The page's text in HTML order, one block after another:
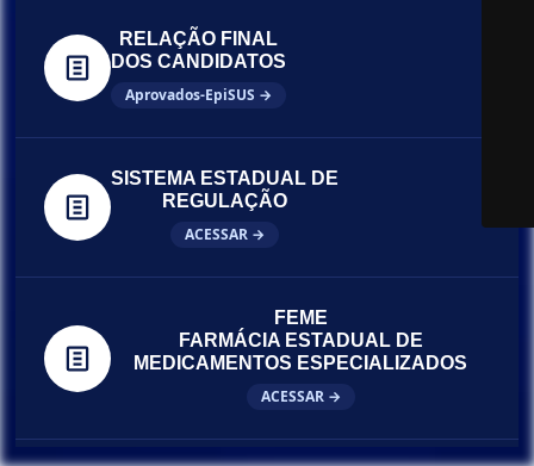
RELAÇÃO FINAL
DOS CANDIDATOS
Aprovados-EpiSUS →
SISTEMA ESTADUAL DE
REGULAÇÃO
ACESSAR →
FEME
FARMÁCIA ESTADUAL DE
MEDICAMENTOS ESPECIALIZADOS
ACESSAR →